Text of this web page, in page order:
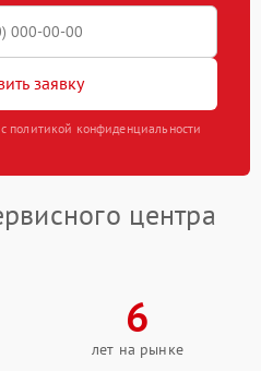
заявку
политикой конфиденциальности
центра
6
лет на рынке